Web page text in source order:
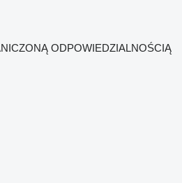
ODPOWIEDZIALNOŚCIĄ